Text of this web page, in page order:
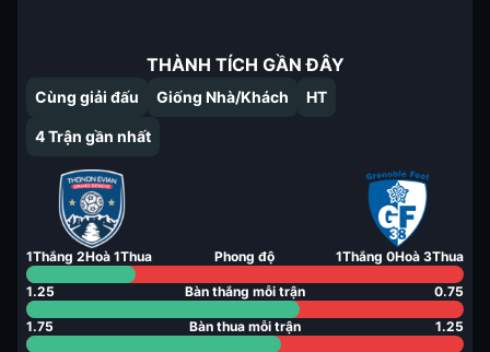
THÀNH TÍCH GẦN ĐÂY
Cùng giải đấu Giống Nhà/Khách HT
4Trận gần nhất
1Thắng 2Hoà 1Thua Phong độ 1Thắng 0Hoà 3Thua
1.25 Bàn thắng mỗi trận 0.75
1.75 Bàn thua mỗi trận 1.25